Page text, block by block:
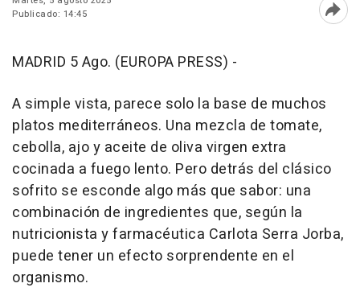
Publicado: 14:45
MADRID 5 Ago. (EUROPA PRESS) -
A simple vista, parece solo la base de muchos
platos mediterráneos. Una mezcla de tomate,
cebolla, ajo y aceite de oliva virgen extra
cocinada a fuego lento. Pero detrás del clásico
sofrito se esconde algo más que sabor: una
combinación de ingredientes que, según la
nutricionista y farmacéutica Carlota Serra Jorba,
puede tener un efecto sorprendente en el
organismo.